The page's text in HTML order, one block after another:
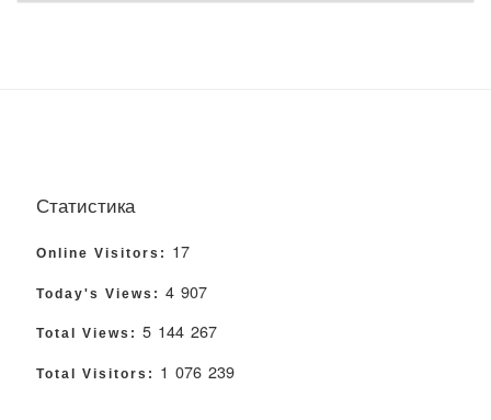
Статистика
Online Visitors: 17
Today's Views: 4 907
Total Views: 5 144 267
Total Visitors: 1 076 239